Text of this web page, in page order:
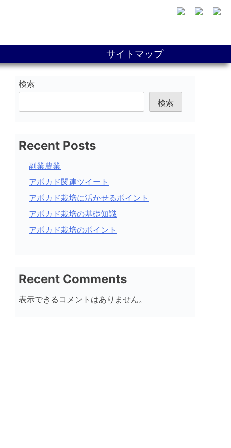
サイトマップ
検索
検索
Recent Posts
副業農業
アボカド関連ツイート
アボカド栽培に活かせるポイント
アボカド栽培の基礎知識
アボカド栽培のポイント
Recent Comments
表示できるコメントはありません。